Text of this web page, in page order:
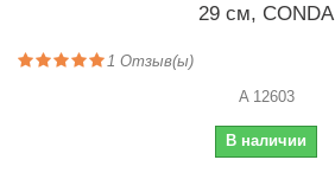
29 см, CONDA
1 Отзыв(ы)
A 12603
В наличии